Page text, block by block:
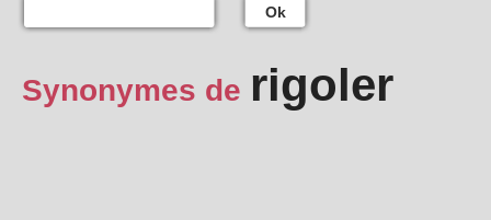
Ok
Synonymes de rigoler